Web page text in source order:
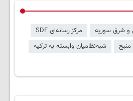
و شرق سوریه
مرکز رسانه‌ای SDF
منبج
شبه‌نظامیان وابسته به ترکیه